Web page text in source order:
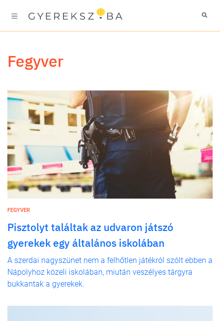
fegyver
FEGYVER
Pisztolyt találtak az udvaron játszó
gyerekek egy általános iskolában
A szerdai nagyszünet nem a felhőtlen játékról szólt ebben a
Nápolyhoz közeli iskolában, miután veszélyes tárgyra
bukkantak a gyerekek.